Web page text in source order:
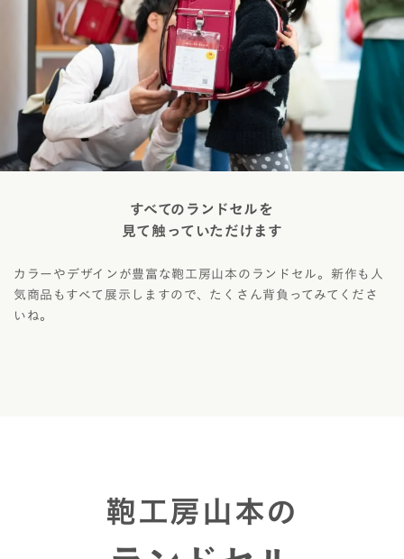
すべてのランドセルを
見て触っていただけます
カラーやデザインが豊富な鞄工房山本のランドセル。新作も人
気商品もすべて展示しますので、たくさん背負ってみてくださ
いね。
鞄工房山本の